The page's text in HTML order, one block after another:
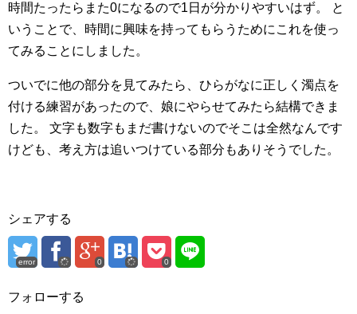
時間たったらまた0になるので1日が分かりやすいはず。
と
いうことで、時間に興味を持ってもらうためにこれを使っ
てみることにしました。
ついでに他の部分を見てみたら、ひらがなに正しく濁点を
付ける練習があったので、娘にやらせてみたら結構できま
した。
文字も数字もまだ書けないのでそこは全然なんです
けども、考え方は追いつけている部分もありそうでした。
シェアする
error 0 0
フォローする